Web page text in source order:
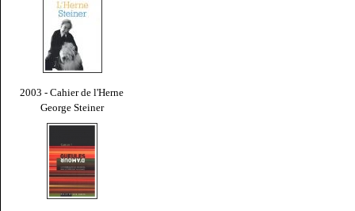
2003 - Cahier de l'Herne
George Steiner